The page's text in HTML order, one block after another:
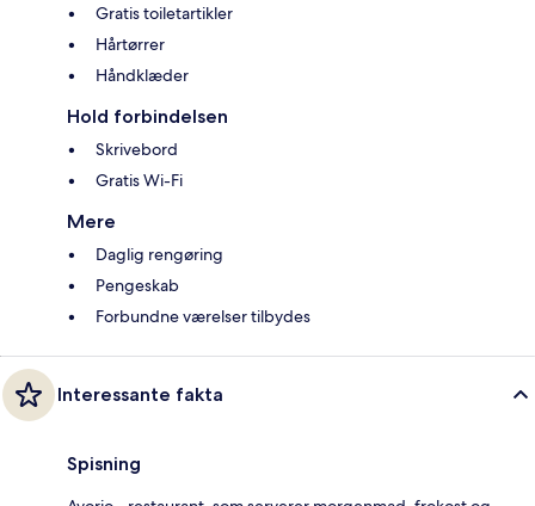
Gratis toiletartikler
Hårtørrer
Håndklæder
Hold forbindelsen
Skrivebord
Gratis Wi-Fi
Mere
Daglig rengøring
Pengeskab
Forbundne værelser tilbydes
Interessante fakta
Spisning